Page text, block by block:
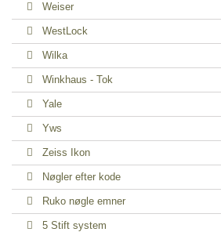
Weiser
WestLock
Wilka
Winkhaus - Tok
Yale
Yws
Zeiss Ikon
Nøgler efter kode
Ruko nøgle emner
5 Stift system